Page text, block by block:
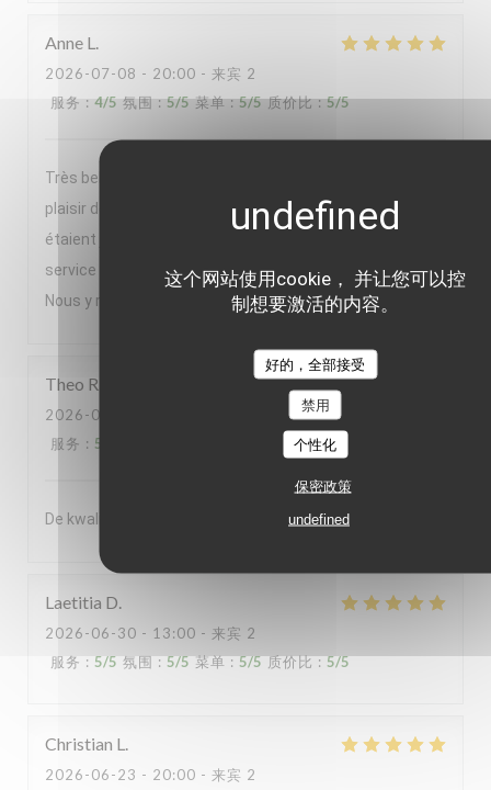
这个网站使用cookie， 并让您可以控
制想要激活的内容。
好的，全部接受
禁用
个性化
保密政策
undefined
Anne L
2026-07-08 - 20:00 - 来宾 2
服务 : 4/5 氛围: 5/5 菜单: 5/5 质价比: 5/5
Très belle soirée passée au Braque Nous avons eu le
plaisir de déguster le menu en 5 services Les plats
étaient jolis, savoureux et originaux Avec en plus un
service au top La cuisine ouverte sur la salle est un plus
Nous y retournerons avec plaisir
Theo R
2026-06-30
服务 : 5 质价比: 5
De kwaliteit van het souper was enorm
Laetitia D
2026-06-30 - 13:00 - 来宾 2
服务 : 5/5 氛围: 5/5 菜单: 5/5 质价比: 5/5
Christian L
2026-06-23 - 20:00 - 来宾 2